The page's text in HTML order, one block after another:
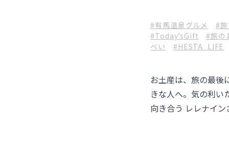
#有馬温泉グルメ
#
#Today’sGift
#旅の
べい
#HESTA_LIFE
お土産は、旅の最後
きな人へ。気の利い
向き合う レレナイ